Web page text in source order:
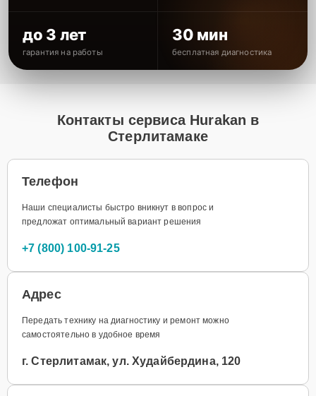
до 3 лет
гарантия на работы
30 мин
бесплатная диагностика
Контакты сервиса Hurakan в
Стерлитамаке
Телефон
Наши специалисты быстро вникнут в вопрос и
предложат оптимальный вариант решения
+7 (800) 100-91-25
Адрес
Передать технику на диагностику и ремонт можно
самостоятельно в удобное время
г. Стерлитамак, ул. Худайбердина, 120